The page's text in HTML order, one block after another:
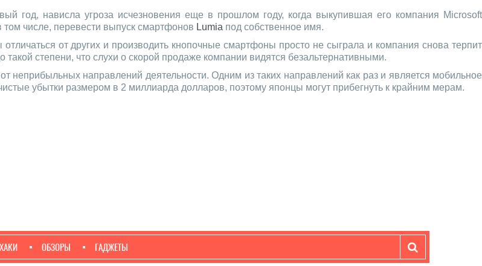
год, нависла угроза исчезновения еще в прошлом году, когда выкупившая его компания Microsoft
том числе, перевести выпуск смартфонов Lumia под собственное имя.
от других и производить кнопочные смартфоны просто не сыграла и компания снова терпит
степени, что слухи о скорой продаже компании видятся безальтернативными.
неприбыльных направлений деятельности. Одним из таких направлений как раз и является мобильное
убытки размером в 2 миллиарда долларов, поэтому японцы могут прибегнуть к крайним мерам.
ОБЗОРЫ ГАДЖЕТЫ